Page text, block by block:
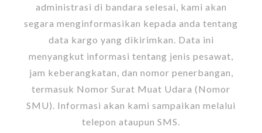
administrasi di bandara selesai, kami akan
segara menginformasikan kepada anda tentang
data kargo yang dikirimkan. Data ini
menyangkut informasi tentang jenis pesawat,
jam keberangkatan, dan nomor penerbangan,
termasuk Nomor Surat Muat Udara (Nomor
SMU). Informasi akan kami sampaikan melalui
telepon ataupun SMS.